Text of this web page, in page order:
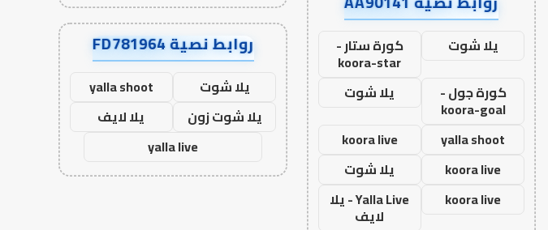
يلا شوت كورة ستار -
koora-star
كورة جول -
koora-goal
يلا شوت
yalla shoot
koora live
koora live
يلا شوت
koora live
Yalla Live - يلا
لايف
روابط نصية FD781964
يلا شوت
yalla shoot
يلا شوت زون
يلا لايف
yalla live